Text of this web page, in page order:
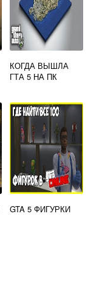
КОГДА ВЫШЛА
ГТА 5 НА ПК
GTA 5 ФИГУРКИ